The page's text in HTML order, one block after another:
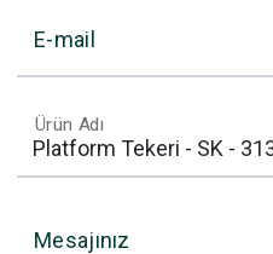
E-mail
Ürün Adı
Mesajınız